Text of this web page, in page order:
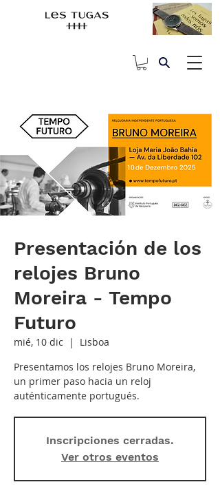
Presentación de los
relojes Bruno
Moreira - Tempo
Futuro
mié, 10 dic
  |
Lisboa
Presentamos los relojes Bruno Moreira,
un primer paso hacia un reloj
auténticamente portugués.
Inscripciones cerradas.
Ver otros eventos